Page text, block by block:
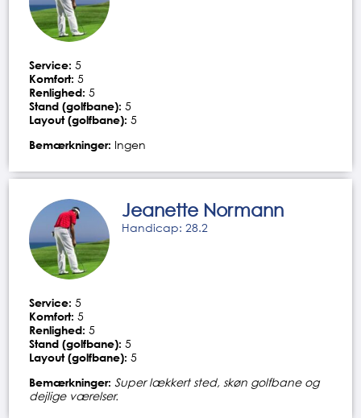
Service: 5
Komfort: 5
Renlighed: 5
Stand (golfbane): 5
Layout (golfbane): 5
Bemærkninger: Ingen
Jeanette Normann
Handicap: 28.2
Service: 5
Komfort: 5
Renlighed: 5
Stand (golfbane): 5
Layout (golfbane): 5
Bemærkninger: Super lækkert sted, skøn golfbane og
dejlige værelser.